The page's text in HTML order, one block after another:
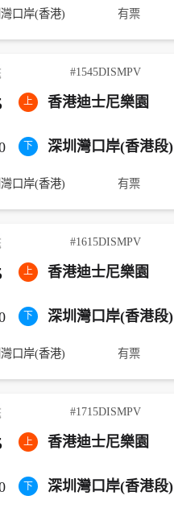
口岸(香港) 有票
#1545DISMPV
上 香港迪士尼樂園
下 深圳灣口岸(香港段)
口岸(香港) 有票
#1615DISMPV
上 香港迪士尼樂園
下 深圳灣口岸(香港段)
口岸(香港) 有票
#1715DISMPV
上 香港迪士尼樂園
下 深圳灣口岸(香港段)